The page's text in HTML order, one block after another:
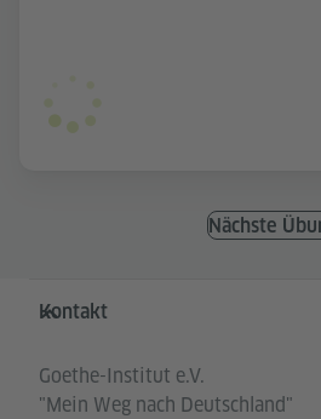
Nächste
Service- und
Kontakt
Goethe-Institut e.V.
"Mein Weg nach Deutschland"